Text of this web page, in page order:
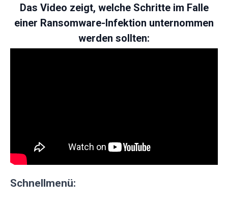
Das Video zeigt, welche Schritte im Falle
einer Ransomware-Infektion unternommen
werden sollten:
Schnellmenü: